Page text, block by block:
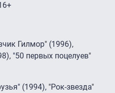
Гилмор" (1996),
"50 первых поцелуев"
(1994), "Рок-звезда"